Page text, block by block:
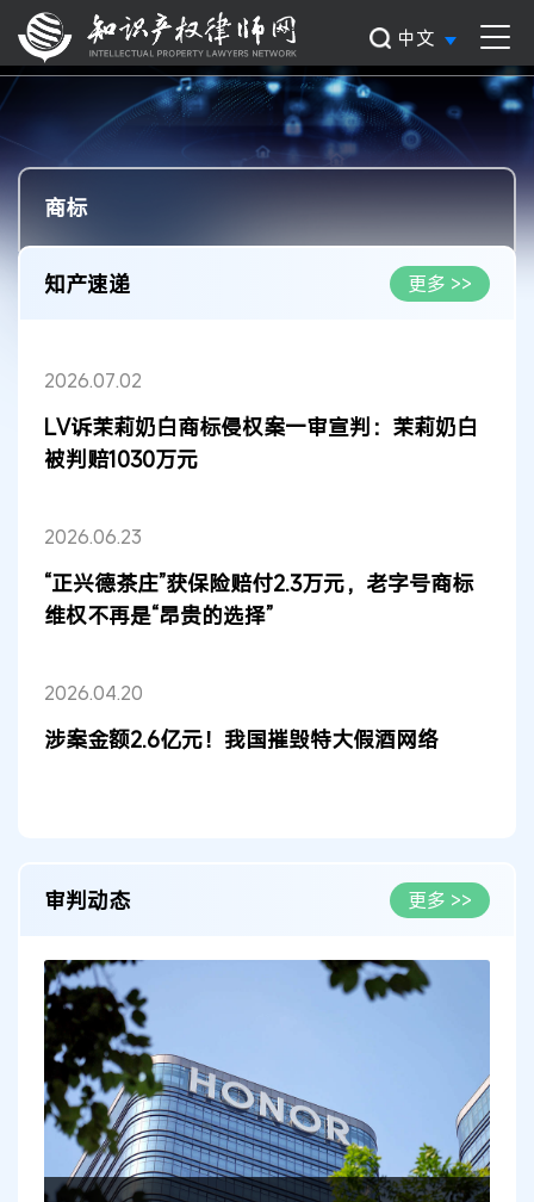
中文
商标
知产速递 更多 >>
2026.07.02
LV诉茉莉奶白商标侵权案一审宣判：茉莉奶白
被判赔1030万元
2026.06.23
“正兴德茶庄”获保险赔付2.3万元，老字号商标
维权不再是“昂贵的选择”
2026.04.20
涉案金额2.6亿元！我国摧毁特大假酒网络
审判动态 更多 >>